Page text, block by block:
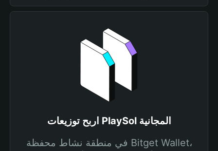
اربح توزيعات PlaySol المجانية
في منطقة نشاط محفظة Bitget Wallet،